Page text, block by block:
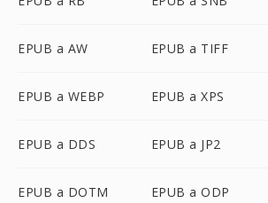
EPUB a AW EPUB a TIFF
EPUB a WEBP EPUB a XPS
EPUB a DDS EPUB a JP2
EPUB a DOTM EPUB a ODP